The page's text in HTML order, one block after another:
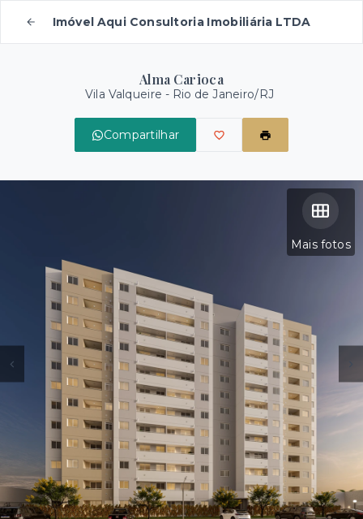
Imóvel Aqui Consultoria Imobiliária LTDA
Alma Carioca
Vila Valqueire - Rio de Janeiro/RJ
Compartilhar
Mais fotos